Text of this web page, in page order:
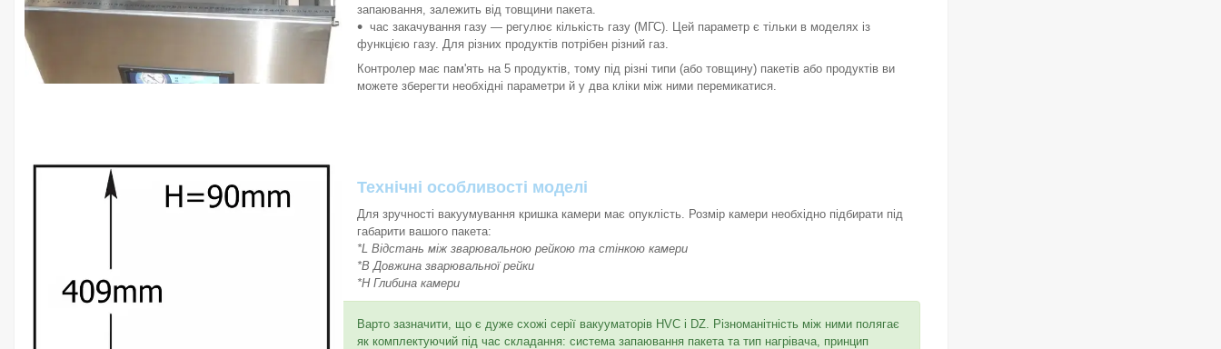
запаювання, залежить від товщини пакета.
час закачування газу — регулює кількість газу (МГС). Цей параметр є тільки в моделях із
функцією газу. Для різних продуктів потрібен різний газ.
Контролер має пам'ять на 5 продуктів, тому під різні типи (або товщину) пакетів або продуктів ви
можете зберегти необхідні параметри й у два кліки між ними перемикатися.
Технічні особливості моделі
Для зручності вакуумування кришка камери має опуклість. Розмір камери необхідно підбирати під
габарити вашого пакета:
*L Відстань між зварювальною рейкою та стінкою камери
*В Довжина зварювальної рейки
*H Глибина камери
Варто зазначити, що є дуже схожі серії вакууматорів HVC і DZ. Різноманітність між ними полягає
як комплектуючий під час складання: система запаювання пакета та тип нагрівача, принцип